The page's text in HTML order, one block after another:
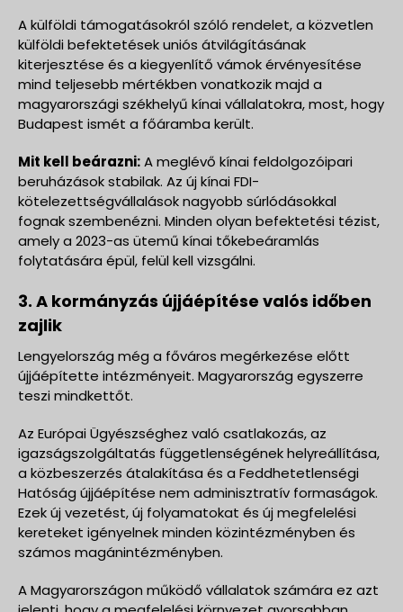
A külföldi támogatásokról szóló rendelet, a közvetlen
külföldi befektetések uniós átvilágításának
kiterjesztése és a kiegyenlítő vámok érvényesítése
mind teljesebb mértékben vonatkozik majd a
magyarországi székhelyű kínai vállalatokra, most, hogy
Budapest ismét a főáramba került.
Mit kell beárazni:A meglévő kínai feldolgozóipari
beruházások stabilak. Az új kínai FDI-
kötelezettségvállalások nagyobb súrlódásokkal
fognak szembenézni. Minden olyan befektetési tézist,
amely a 2023-as ütemű kínai tőkebeáramlás
folytatására épül, felül kell vizsgálni.
3. A kormányzás újjáépítése valós időben
zajlik
Lengyelország még a főváros megérkezése előtt
újjáépítette intézményeit. Magyarország egyszerre
teszi mindkettőt.
Az Európai Ügyészséghez való csatlakozás, az
igazságszolgáltatás függetlenségének helyreállítása,
a közbeszerzés átalakítása és a Feddhetetlenségi
Hatóság újjáépítése nem adminisztratív formaságok.
Ezek új vezetést, új folyamatokat és új megfelelési
kereteket igényelnek minden közintézményben és
számos magánintézményben.
A Magyarországon működő vállalatok számára ez azt